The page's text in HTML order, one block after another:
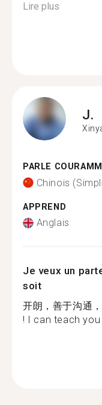
Lire plus
J.
PARLE
Chinois
APPREND
Anglais
Je veux un
soit
开朗，善于沟通
! I can teach